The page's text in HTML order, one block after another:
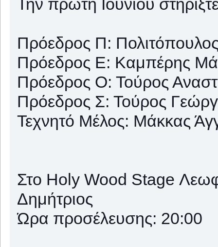
Την πρώτη Ιουνίου
Πρόεδρος Π:
Πρόεδρος Ε: Καμπέρης
Πρόεδρος Ο: Τούρος
Πρόεδρος Σ: Τούρος
Τεχνητό Μέλος: Μάκκας
Στο Holy Wood Stage
Δημήτριος
Ώρα προσέλευσης: 20:00